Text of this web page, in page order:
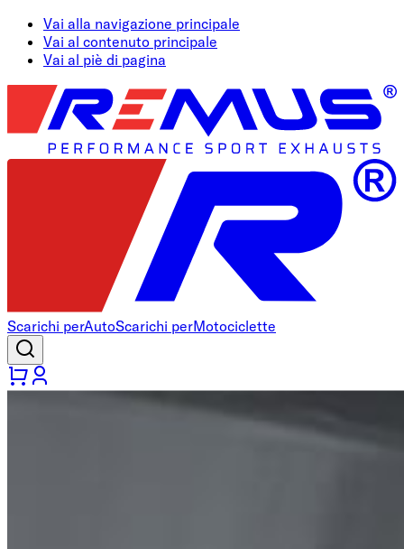
Vai alla navigazione principale
Vai al contenuto principale
Vai al piè di pagina
Scarichi perAutoScarichi perMotociclette